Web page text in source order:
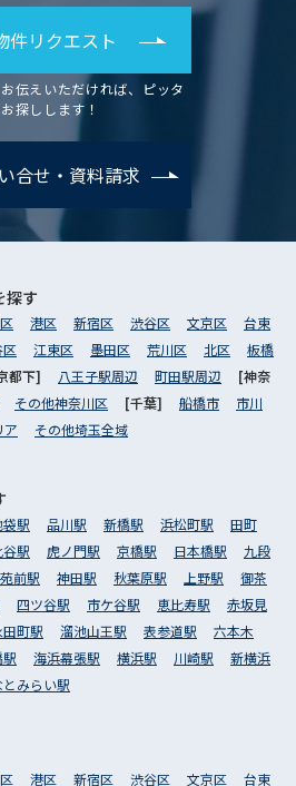
件リクエスト
伝えいただければ、ピッタ
探しします！
合せ・資料請求
探す
港区 新宿区 渋谷区 文京区
台東
江東区 墨田区 荒川区 北区
板橋
都下] 八王子駅周辺 町田駅周辺
[神奈
その他神奈川区 [千葉] 船橋市
市川
ア その他埼玉全域
袋駅 品川駅 新橋駅 浜松町駅
田町
谷駅 虎ノ門駅 京橋駅 日本橋駅
九段
前駅 神田駅 秋葉原駅 上野駅
御茶
四ツ谷駅 市ケ谷駅 恵比寿駅
赤坂見
田町駅 溜池山王駅 表参道駅
六本木
海浜幕張駅 横浜駅 川崎駅
新横浜
とみらい駅
港区 新宿区 渋谷区 文京区 台東